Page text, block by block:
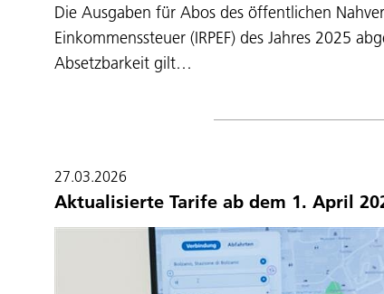
Die Ausgaben für Abos des öffentlichen
Einkommenssteuer (IRPEF) des Jahres 2025
Absetzbarkeit gilt…
27.03.2026
Aktualisierte Tarife ab dem 1. April